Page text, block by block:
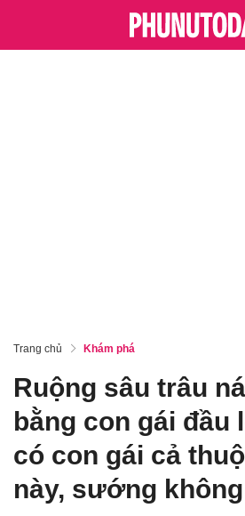
Trang chủ Khám phá
Ruộng sâu trâu
bằng con gái đầu
có con gái cả
này, sướng